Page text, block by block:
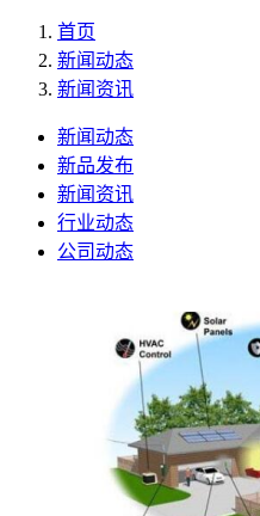
首页
新闻动态
新闻资讯
新闻动态
新品发布
新闻资讯
行业动态
公司动态